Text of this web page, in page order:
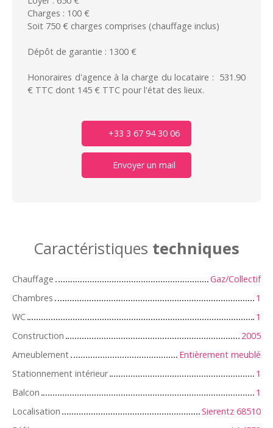
Charges : 100 €
Soit 750 € charges comprises (chauffage inclus)
Dépôt de garantie : 1300 €
Honoraires d'agence à la charge du locataire : 531.90
€ TTC dont 145 € TTC pour l'état des lieux.
+33 3 67 94 30 06
Envoyer un mail
Caractéristiques techniques
Chauffage
Gaz/Collectif
Chambres
1
WC
1
Construction
2005
Ameublement
Entièrement meublé
Stationnement intérieur
1
Balcon
1
Localisation
Sierentz 68510